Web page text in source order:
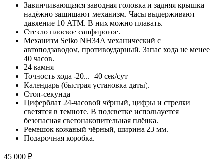
Завинчивающаяся заводная головка и задняя крышка
надёжно защищают механизм. Часы выдерживают
давление 10 АТМ. В них можно плавать.
Стекло плоское сапфировое.
Механизм Seiko NH34A механический с
автоподзаводом, противоударный. Запас хода не менее
40 часов.
24 камня
Точность хода -20...+40 сек/сут
Календарь (быстрая установка даты).
Стоп-секунда
Циферблат 24-часовой чёрный, цифры и стрелки
светятся в темноте. В подсветке используется
безопасная светонакопительная плёнка.
Ремешок кожаный чёрный, ширина 23 мм.
Подарочная коробка.
45 000 ₽